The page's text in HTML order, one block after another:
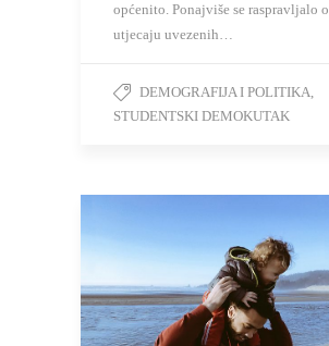
općenito. Ponajviše se raspravljalo o
utjecaju uvezenih…
DEMOGRAFIJA I POLITIKA,
STUDENTSKI DEMOKUTAK